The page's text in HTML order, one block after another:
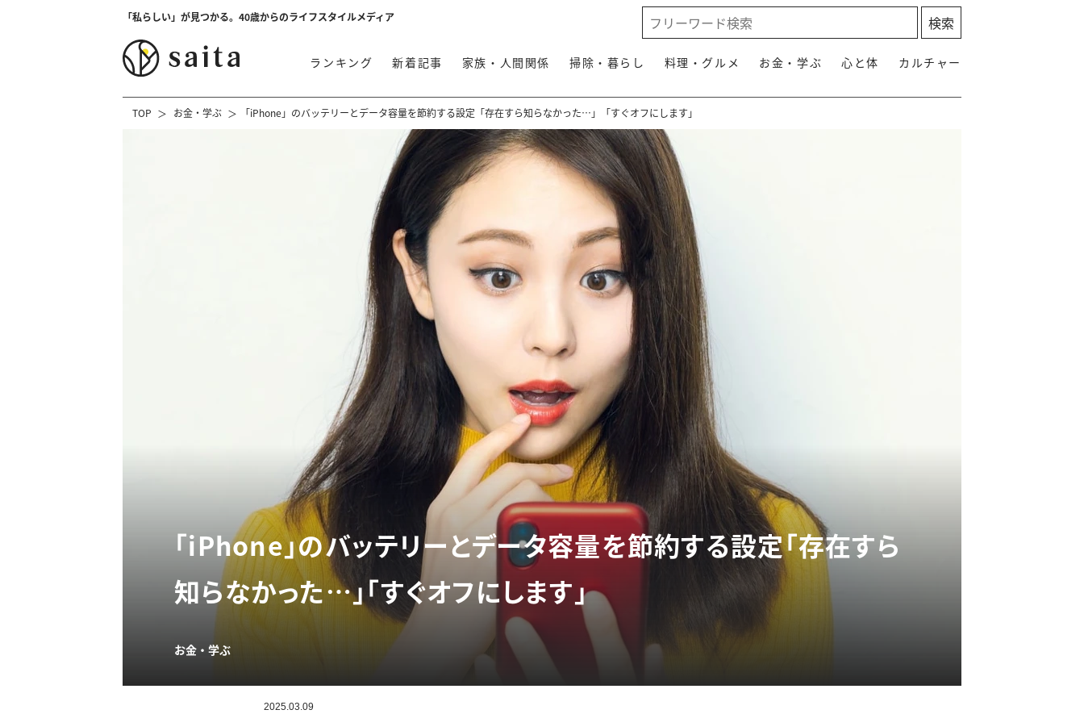
「私らしい」が見つかる。40歳からのライフスタイルメディア
ランキング 新着記事 家族・人間関係 掃除・暮らし 料理・グルメ お金・学ぶ 心と体 カルチャー
TOP お金・学ぶ 「iPhone」のバッテリーとデータ容量を節約する設定「存在すら知らなかった…」「すぐオフにします」
「iPhone」のバッテリーとデータ容量を節約する設定「存在すら
知らなかった…」「すぐオフにします」
お金・学ぶ
2025.03.09